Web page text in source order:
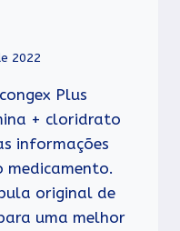
2022
Plus
+ cloridrato
informações
medicamento.
original de
uma melhor